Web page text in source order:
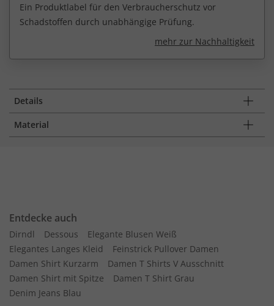
Ein Produktlabel für den Verbraucherschutz vor
Schadstoffen durch unabhängige Prüfung.
mehr zur Nachhaltigkeit
Details
Material
Entdecke auch
Dirndl Dessous
Elegante Blusen Weiß
Elegantes Langes Kleid
Feinstrick Pullover Damen
Damen Shirt Kurzarm
Damen T Shirts V Ausschnitt
Damen Shirt mit Spitze
Damen T Shirt Grau
Denim Jeans Blau